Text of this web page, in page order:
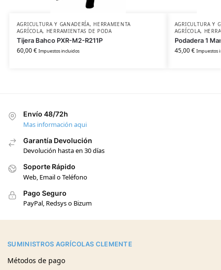
AGRICULTURA Y GANADERÍA, HERRAMIENTA
AGRÍCOLA, HERRAMIENTAS DE PODA
Tijera Bahco PXR-M2-R211P
60,00€ Impuestos incluidos
AGRICULTURA Y
AGRÍCOLA,
Podadera 1
45,00€ Impuestos
Envío 48/72h
Mas información aqui
Garantía Devolución
Devolución hasta en 30 días
Soporte Rápido
Web, Email o Teléfono
Pago Seguro
PayPal, Redsys o Bizum
SUMINISTROS AGRÍCOLAS CLEMENTE
Métodos de pago